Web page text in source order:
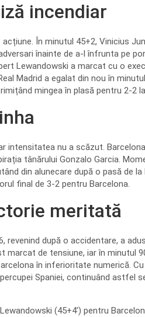
incendiar
În minutul 45+2, Vinicius
înainte de a-l înfrunta pe
Lewandowski a marcat cu o
Madrid a egalat din nou în
mingea în plasă pentru 2-2
intensitatea nu a scăzut.
tânărului Gonzalo Garcia.
din alunecare după o pasă de
final de 3-2 pentru Barcelona.
meritată
revenind după o accidentare, a
de tensiune, iar în minutul
în inferioritate numerică.
Spaniei, continuând astfel
(45+4’) pentru